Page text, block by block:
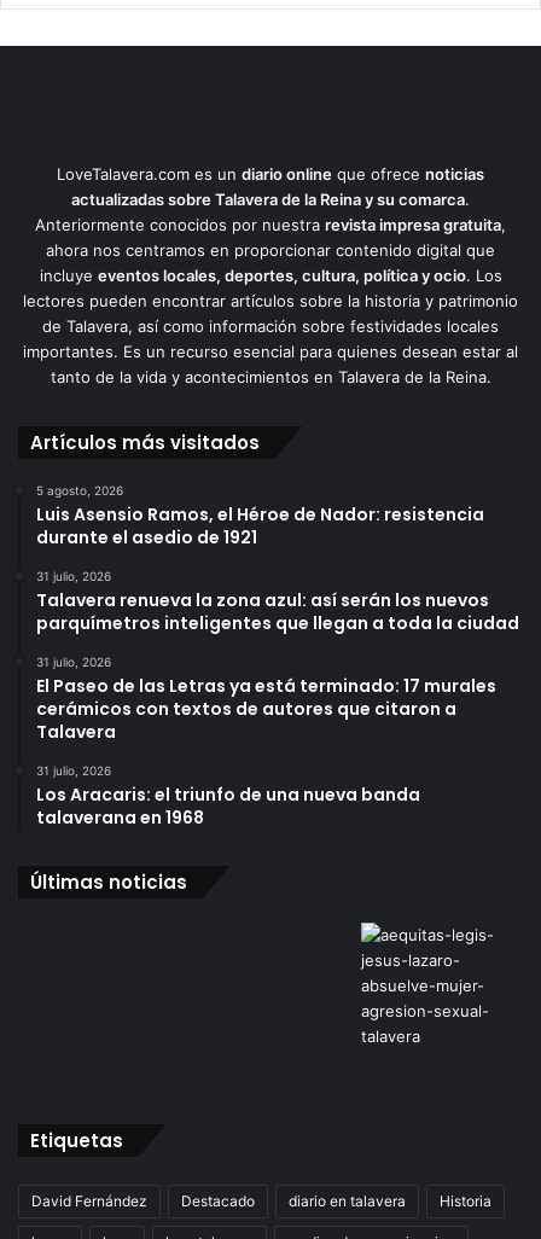
LoveTalavera.com es un diario online que ofrece noticias
actualizadas sobre Talavera de la Reina y su comarca.
Anteriormente conocidos por nuestra revista impresa gratuita,
ahora nos centramos en proporcionar contenido digital que
incluye eventos locales, deportes, cultura, política y ocio. Los
lectores pueden encontrar artículos sobre la historia y patrimonio
de Talavera, así como información sobre festividades locales
importantes. Es un recurso esencial para quienes desean estar al
tanto de la vida y acontecimientos en Talavera de la Reina.
Artículos más visitados
5 agosto, 2026
Luis Asensio Ramos, el Héroe de Nador: resistencia
durante el asedio de 1921
31 julio, 2026
Talavera renueva la zona azul: así serán los nuevos
parquímetros inteligentes que llegan a toda la ciudad
31 julio, 2026
El Paseo de las Letras ya está terminado: 17 murales
cerámicos con textos de autores que citaron a
Talavera
31 julio, 2026
Los Aracaris: el triunfo de una nueva banda
talaverana en 1968
Últimas noticias
Etiquetas
David Fernández Destacado diario en talavera Historia